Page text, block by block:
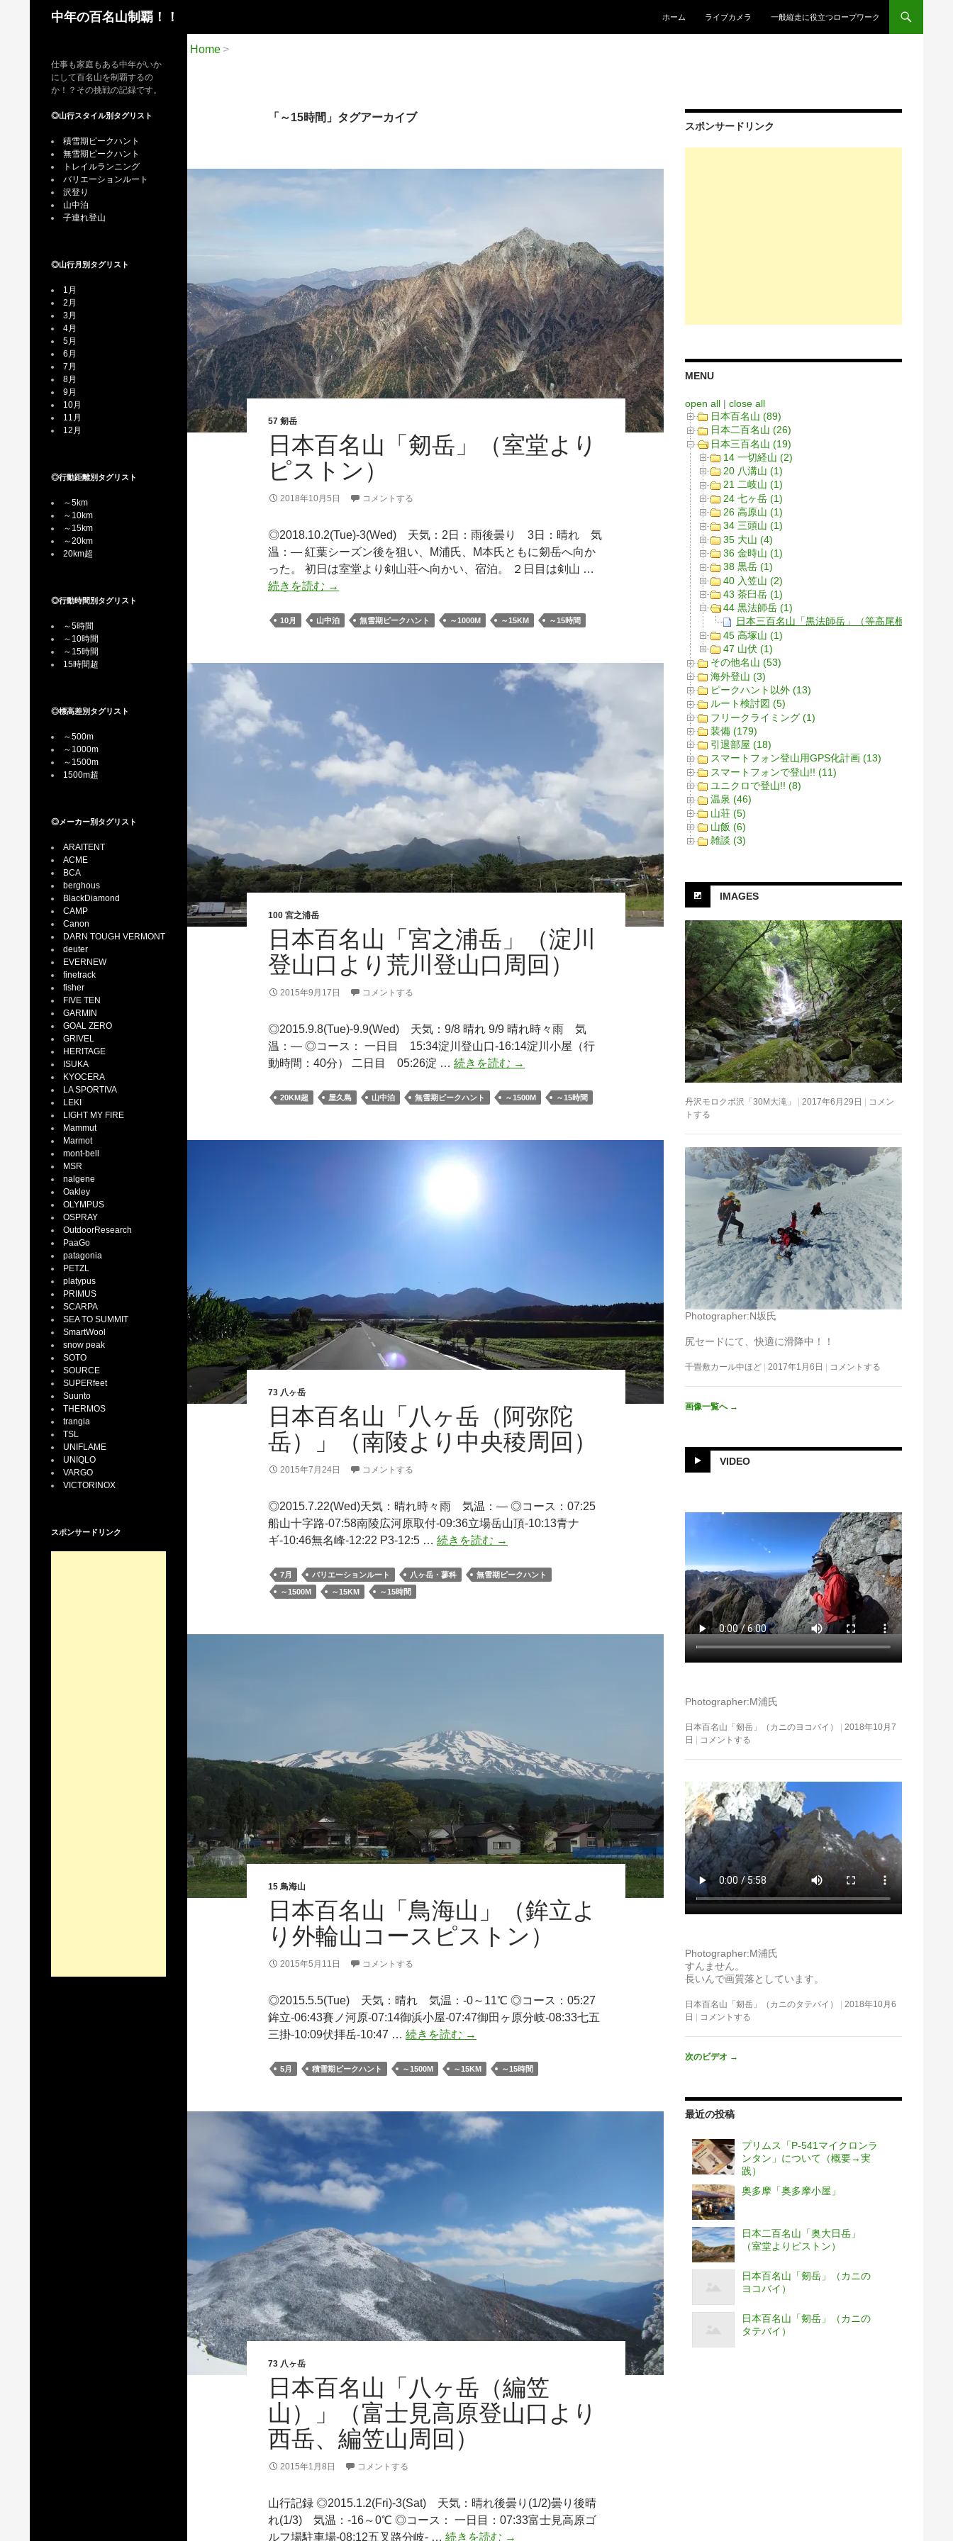
中年の百名山制覇！！
ホーム
ライブカメラ 一般縦走に役立つロープワーク
Home
「～15時間」タグアーカイブ
57 剱岳
日本百名山「剱岳」（室堂より
ピストン）
2018年10月5日 コメントする
◎2018.10.2(Tue)-3(Wed) 天気：2日：雨後曇り 3日：晴れ 気
温：— 紅葉シーズン後を狙い、M浦氏、M本氏ともに剱岳へ向か
った。 初日は室堂より剣山荘へ向かい、宿泊。 ２日目は剣山 …
続きを読む 日
百
堂
り
ピ
→
10月 山中泊 無雪期ピークハント ～1000M ～15KM ～15時間
100 宮之浦岳
日本百名山「宮之浦岳」（淀川
登山口より荒川登山口周回）
2015年9月17日 コメントする
◎2015.9.8(Tue)-9.9(Wed) 天気：9/8 晴れ 9/9 晴れ時々雨 気
温：— ◎コース： 一日目 15:34淀川登山口-16:14淀川小屋（行
動時間：40分） 二日目 05:26淀 … 続きを読む 日
百
り
荒
川
登
周
回）
→
20KM超 屋久島 山中泊 無雪期ピークハント ～1500M ～15時間
73 八ヶ岳
日本百名山「八ヶ岳（阿弥陀
岳）」（南陵より中央稜周回）
2015年7月24日 コメントする
◎2015.7.22(Wed)天気：晴れ時々雨 気温：— ◎コース：07:25
船山十字路-07:58南陵広河原取付-09:36立場岳山頂-10:13青ナ
ギ-10:46無名峰-12:22 P3-12:5 … 続きを読む 日
百
（南
陵
よ
り
中
央
稜
周
→
7月 バリエーションルート 八ヶ岳・蓼科
無雪期ピークハント
～1500M
～15KM ～15時間
15 鳥海山
日本百名山「鳥海山」（鉾立よ
り外輪山コースピストン）
2015年5月11日 コメントする
◎2015.5.5(Tue) 天気：晴れ 気温：-0～11℃ ◎コース：05:27
鉾立-06:43賽ノ河原-07:14御浜小屋-07:47御田ヶ原分岐-08:33七五
三掛-10:09伏拝岳-10:47 … 続きを読む 日
百
「鳥
海
外
コ
ー
ピ
ト
ン）
→
5月 積雪期ピークハント ～1500M ～15KM ～15時間
73 八ヶ岳
日本百名山「八ヶ岳（編笠
山）」（富士見高原登山口より
西岳、編笠山周回）
2015年1月8日 コメントする
山行記録 ◎2015.1.2(Fri)-3(Sat) 天気：晴れ後曇り(1/2)曇り後晴
れ(1/3) 気温：-16～0℃ ◎コース： 一日目：07:33富士見高原ゴ
ルフ場駐車場-08:12五叉路分岐- … 続きを読む 日
→
スポンサードリンク
MENU
open all | close all
日本百名山 (89)
日本二百名山 (26)
日本三百名山 (19)
14 一切経山 (2)
20 八溝山 (1)
21 二岐山 (1)
24 七ヶ岳 (1)
26 高原山 (1)
34 三頭山 (1)
35 大山 (4)
36 金時山 (1)
38 黒岳 (1)
40 入笠山 (2)
43 茶臼岳 (1)
44 黒法師岳 (1)
日本三百名山「黒法師岳」（等高尾根ピストン
45 高塚山 (1)
47 山伏 (1)
その他名山 (53)
海外登山 (3)
ピークハント以外 (13)
ルート検討図 (5)
フリークライミング (1)
装備 (179)
引退部屋 (18)
スマートフォン登山用GPS化計画 (13)
スマートフォンで登山!! (11)
ユニクロで登山!! (8)
温泉 (46)
山荘 (5)
山飯 (6)
雑談 (3)
IMAGES
丹沢モロクボ沢「30M大滝」 2017年6月29日
コメン
トする
Photographer:N坂氏
尻セードにて、快適に滑降中！！
千畳敷カール中ほど 2017年1月6日 コメントする
画像一覧へ →
VIDEO
Photographer:M浦氏
日本百名山「剱岳」（カニのヨコバイ）
2018年10月7
日
コメントする
Photographer:M浦氏
すんません。
長いんで画質落としています。
日本百名山「剱岳」（カニのタテバイ）
2018年10月6
日
コメントする
次のビデオ →
最近の投稿
プリムス「P-541マイクロンラ
ンタン」について（概要→実
践）
奥多摩「奥多摩小屋」
日本二百名山「奥大日岳」
（室堂よりピストン）
日本百名山「剱岳」（カニの
ヨコバイ）
日本百名山「剱岳」（カニの
タテバイ）
仕事も家庭もある中年がいか
にして百名山を制覇するの
か！？その挑戦の記録です。
◎山行スタイル別タグリスト
積雪期ピークハント
無雪期ピークハント
トレイルランニング
バリエーションルート
沢登り
山中泊
子連れ登山
◎山行月別タグリスト
1月
2月
3月
4月
5月
6月
7月
8月
9月
10月
11月
12月
◎行動距離別タグリスト
～5km
～10km
～15km
～20km
20km超
◎行動時間別タグリスト
～5時間
～10時間
～15時間
15時間超
◎標高差別タグリスト
～500m
～1000m
～1500m
1500m超
◎メーカー別タグリスト
ARAITENT
ACME
BCA
berghous
BlackDiamond
CAMP
Canon
DARN TOUGH VERMONT
deuter
EVERNEW
finetrack
fisher
FIVE TEN
GARMIN
GOAL ZERO
GRIVEL
HERITAGE
ISUKA
KYOCERA
LA SPORTIVA
LEKI
LIGHT MY FIRE
Mammut
Marmot
mont-bell
MSR
nalgene
Oakley
OLYMPUS
OSPRAY
OutdoorResearch
PaaGo
patagonia
PETZL
platypus
PRIMUS
SCARPA
SEA TO SUMMIT
SmartWool
snow peak
SOTO
SOURCE
SUPERfeet
Suunto
THERMOS
trangia
TSL
UNIFLAME
UNIQLO
VARGO
VICTORINOX
スポンサードリンク